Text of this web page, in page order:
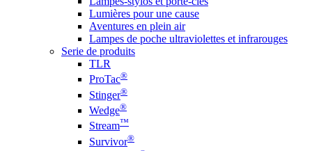
Lumières pour une cause
Aventures en plein air
Lampes de poche ultraviolettes et infrarouges
Serie de produits
TLR
ProTac®
Stinger®
Wedge®
Stream™
Survivor®